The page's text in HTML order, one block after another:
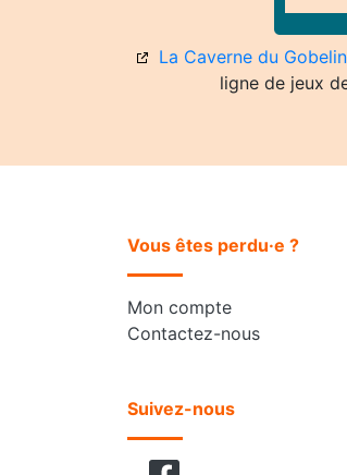
La Caverne du Gobelin
ligne de jeux
Vous êtes perdu·e ?
Mon compte
Contactez-nous
Suivez-nous